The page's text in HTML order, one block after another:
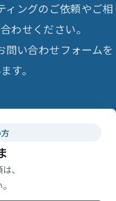
ィングのご依頼やご相
わせください。
問い合わせフォームを
す。
、